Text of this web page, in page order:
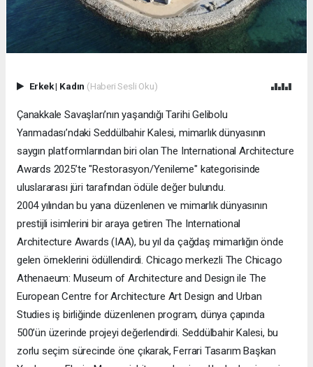
Erkek| Kadın (Haberi Sesli Oku)
Çanakkale Savaşları’nın yaşandığı Tarihi Gelibolu
Yarımadası’ndaki Seddülbahir Kalesi, mimarlık dünyasının
saygın platformlarından biri olan The International Architecture
Awards 2025’te "Restorasyon/Yenileme" kategorisinde
uluslararası jüri tarafından ödüle değer bulundu.
2004 yılından bu yana düzenlenen ve mimarlık dünyasının
prestijli isimlerini bir araya getiren The International
Architecture Awards (IAA), bu yıl da çağdaş mimarlığın önde
gelen örneklerini ödüllendirdi. Chicago merkezli The Chicago
Athenaeum: Museum of Architecture and Design ile The
European Centre for Architecture Art Design and Urban
Studies iş birliğinde düzenlenen program, dünya çapında
500’ün üzerinde projeyi değerlendirdi. Seddülbahir Kalesi, bu
zorlu seçim sürecinde öne çıkarak, Ferrari Tasarım Başkan